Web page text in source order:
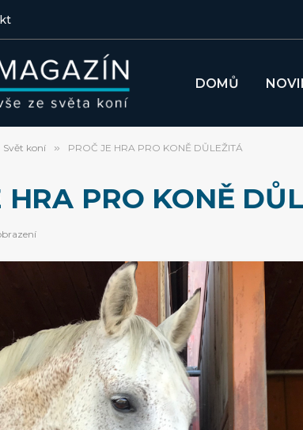
DOMŮ
Svět koní » PROČ JE HRA PRO KONĚ DŮLEŽITÁ
HRA PRO KONĚ